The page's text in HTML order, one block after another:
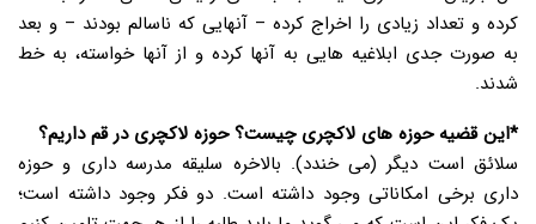
کرده و تعداد زیادی را اخراج کرده – آنهایی که ناسالم بودند – و بعد
به صورت جدی ابلاغیه هایی به آنها کرده و از آنها خواسته، به خط
شدند.
*این قضیه حوزه های لاکچری چیست؟ حوزه لاکچری در قم داریم؟
سلائق است دیگر (می خندد). بالاخره سلیقه مدرسه داری و حوزه
داری برخی امکاناتی وجود داشته است. دو فکر وجود داشته است؛